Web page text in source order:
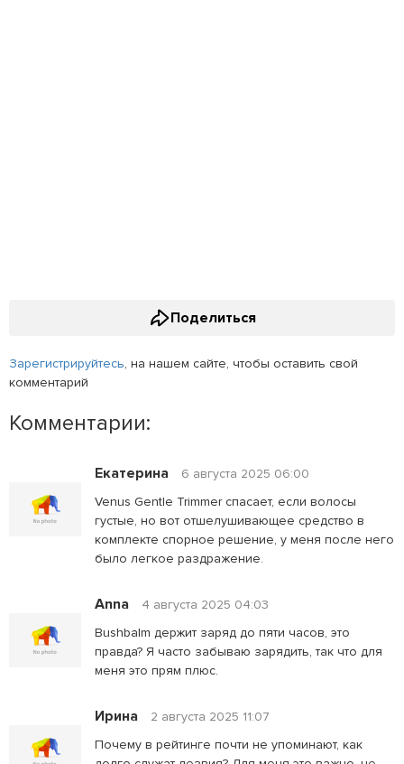
Поделиться
Зарегистрируйтесь, на нашем сайте, чтобы оставить свой
комментарий
Комментарии:
Екатерина
6 августа 2025 06:00
Venus Gentle Trimmer спасает, если волосы
густые, но вот отшелушивающее средство в
комплекте спорное решение, у меня после него
было легкое раздражение.
Anna
4 августа 2025 04:03
Bushbalm держит заряд до пяти часов, это
правда? Я часто забываю зарядить, так что для
меня это прям плюс.
Ирина
2 августа 2025 11:07
Почему в рейтинге почти не упоминают, как